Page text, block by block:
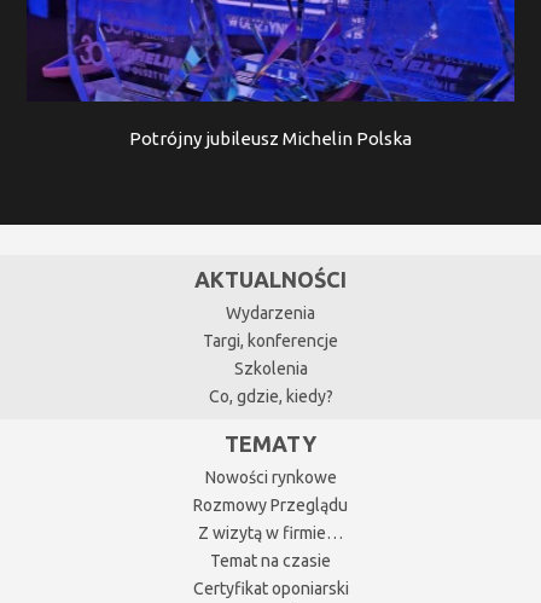
Potrójny jubileusz Michelin Polska
AKTUALNOŚCI
Wydarzenia
Targi, konferencje
Szkolenia
Co, gdzie, kiedy?
TEMATY
Nowości rynkowe
Rozmowy Przeglądu
Z wizytą w firmie…
Temat na czasie
Certyfikat oponiarski